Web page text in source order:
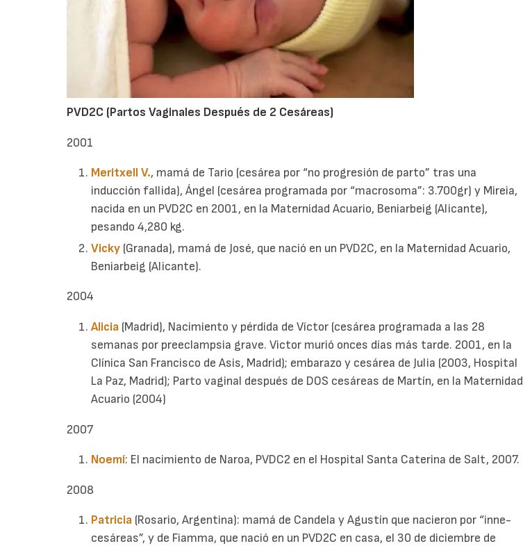
PVD2C (Partos Vaginales Después de 2 Cesáreas)
2001
Meritxell V., mamá de Tario (cesárea por “no progresión de parto” tras una
inducción fallida), Ángel (cesárea programada por “macrosoma”: 3.700gr) y Mireia,
nacida en un PVD2C en 2001, en la Maternidad Acuario, Beniarbeig (Alicante),
pesando 4,280 kg.
Vicky (Granada), mamá de José, que nació en un PVD2C, en la Maternidad Acuario,
Beniarbeig (Alicante).
2004
Alicia (Madrid), Nacimiento y pérdida de Víctor (cesárea programada a las 28
semanas por preeclampsia grave. Victor murió onces días más tarde. 2001, en la
Clínica San Francisco de Asis, Madrid); embarazo y cesárea de Julia (2003, Hospital
La Paz, Madrid); Parto vaginal después de DOS cesáreas de Martín, en la Maternidad
Acuario (2004)
2007
Noemí: El nacimiento de Naroa, PVDC2 en el Hospital Santa Caterina de Salt, 2007.
2008
Patricia (Rosario, Argentina): mamá de Candela y Agustín que nacieron por “inne-
cesáreas”, y de Fiamma, que nació en un PVD2C en casa, el 30 de diciembre de